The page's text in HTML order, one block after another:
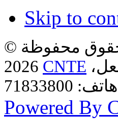
Skip to
محفوظة ©
CNTE
Powered By